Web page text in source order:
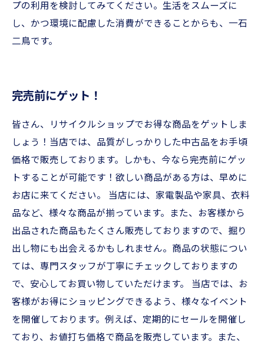
プの利用を検討してみてください。生活をスムーズに
し、かつ環境に配慮した消費ができることからも、一石
二鳥です。
完売前にゲット！
皆さん、リサイクルショップでお得な商品をゲットしま
しょう！当店では、品質がしっかりした中古品をお手頃
価格で販売しております。しかも、今なら完売前にゲッ
トすることが可能です！欲しい商品がある方は、早めに
お店に来てください。 当店には、家電製品や家具、衣料
品など、様々な商品が揃っています。また、お客様から
出品された商品もたくさん販売しておりますので、掘り
出し物にも出会えるかもしれません。商品の状態につい
ては、専門スタッフが丁寧にチェックしておりますの
で、安心してお買い物していただけます。 当店では、お
客様がお得にショッピングできるよう、様々なイベント
を開催しております。例えば、定期的にセールを開催し
ており、お値打ち価格で商品を販売しています。また、